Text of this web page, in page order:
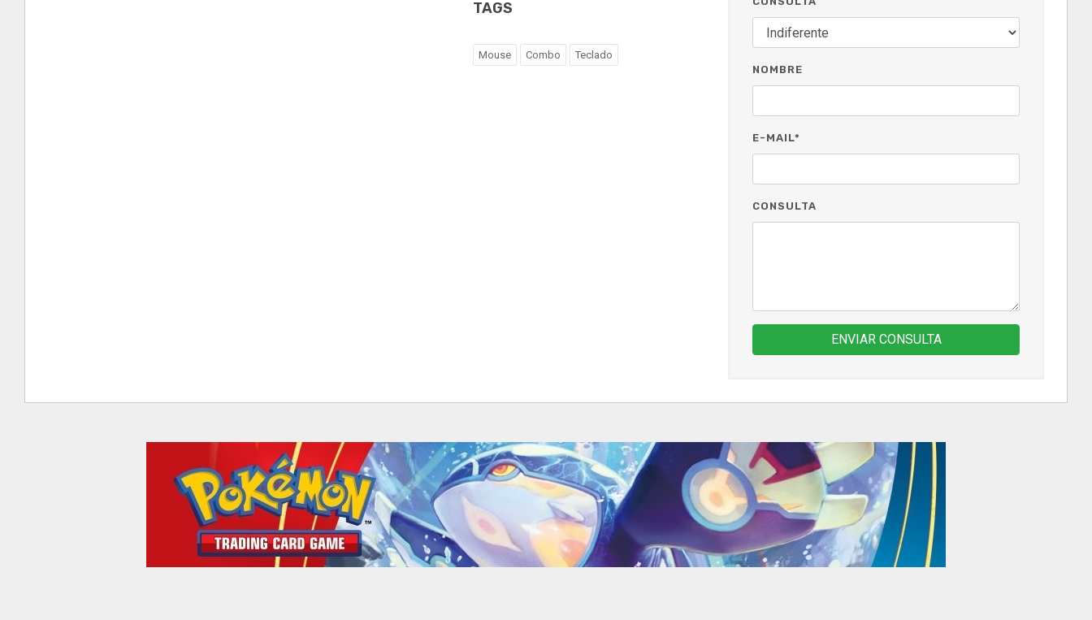
TAGS
Mouse Combo Teclado
NOMBRE
E-MAIL*
CONSULTA
ENVIAR CONSULTA